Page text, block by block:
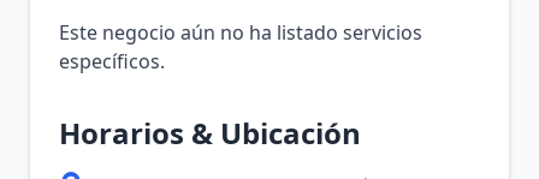
Este negocio aún no ha listado servicios
específicos.
Horarios & Ubicación